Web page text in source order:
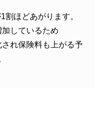
ほどあがります。
しているため
れ保険料も上がる予